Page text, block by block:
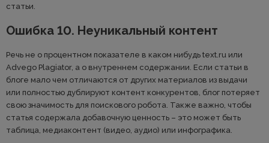
статьи.
Ошибка 10. Неуникальный контент
Речь не о процентном показателе в каком нибудь text.ru или
Advego Plagiator, а о внутреннем содержании. Если статьи в
блоге мало чем отличаются от других материалов из выдачи
или полностью дублируют контент конкурентов, блог потеряет
свою значимость для поискового робота. Также важно, чтобы
статья содержала добавочную ценность – это может быть
таблица, медиаконтент (видео, аудио) или инфографика.